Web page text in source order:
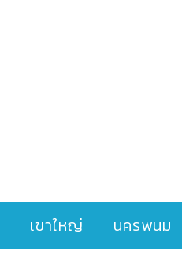
เขาใหญ่ นครพนม